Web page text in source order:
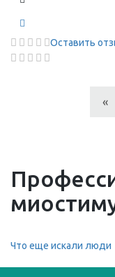
Оставить
«
Что еще искали люди